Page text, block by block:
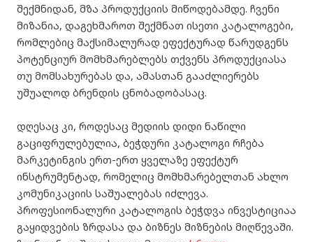
შექმნიდან, მზა პროდუქციის მიწოდებამდე. ჩვენი
მიზანია, დაგეხმაროთ შექმნათ ისეთი კატალოგები,
რომლებიც მაქსიმალურად ეფექტურად წარუდგენს
პოტენციურ მომხმარებლებს თქვენს პროდუქციასა
თუ მომსახურებას და, ამასთან გააძლიერებს
უშუალოდ ბრენდის ცნობადობასაც.
დღესაც კი, როდესაც მედიის დიდი ნაწილი
გაციფრულებულია, ბეჭდური კატალოგი რჩება
მარკეტინგის ერთ-ერთ ყველაზე ეფექტურ
ინსტრუმენტად, რომელიც მომხმარებელთან ახლო
კომუნიკაციის საშუალებას იძლევა.
პროფესიონალური კატალოგის ბეჭდვა ინვესტიციაა
გაყიდვების ზრდასა და ბიზნეს მიზნების მიღწევაში.